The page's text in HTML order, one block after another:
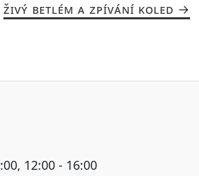
ŽIVÝ BETLÉM A ZPÍVÁNÍ KOLED
12:00 - 16:00